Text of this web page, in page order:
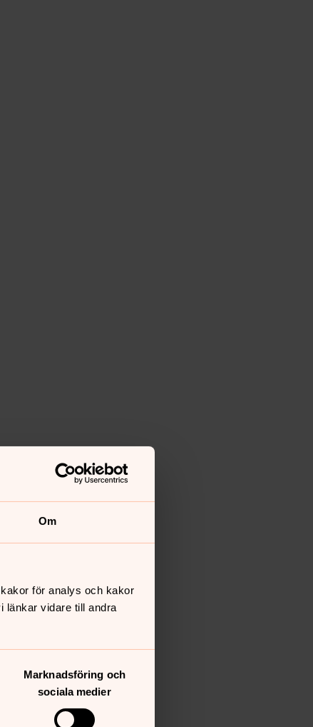
Om
för analys och kakor
länkar vidare till andra
Marknadsföring och
sociala medier